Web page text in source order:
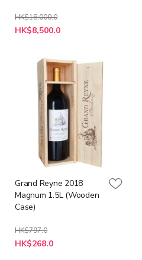
HK$18,000.0
特
殊
HK$8,500.0
Grand Reyne 2018
Magnum 1.5L (Wooden
Case)
HK$797.0
特
殊
HK$268.0